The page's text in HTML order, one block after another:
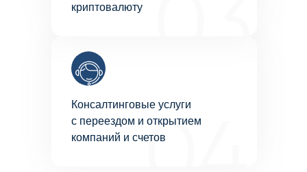
криптовалюту
Консалтинговые услуги
с переездом и открытием
компаний и счетов